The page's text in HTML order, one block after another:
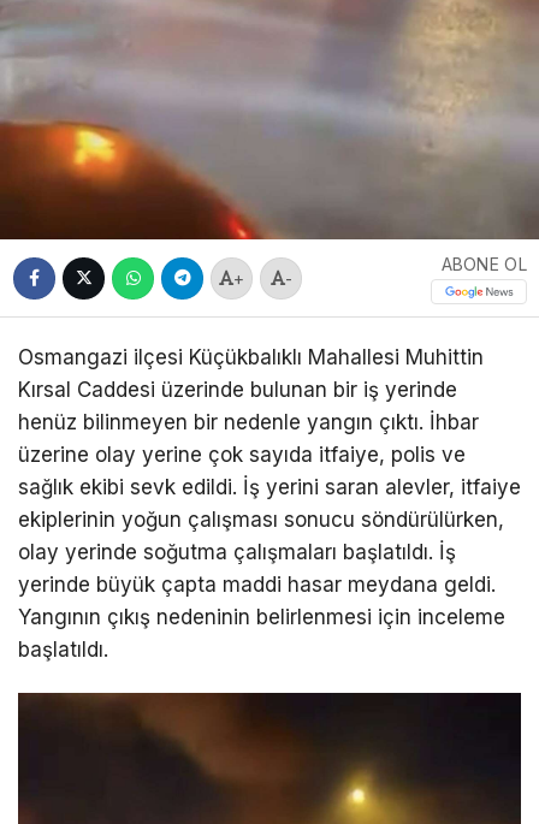
+ -
ABONE OL
Osmangazi ilçesi Küçükbalıklı Mahallesi Muhittin
Kırsal Caddesi üzerinde bulunan bir iş yerinde
henüz bilinmeyen bir nedenle yangın çıktı. İhbar
üzerine olay yerine çok sayıda itfaiye, polis ve
sağlık ekibi sevk edildi. İş yerini saran alevler, itfaiye
ekiplerinin yoğun çalışması sonucu söndürülürken,
olay yerinde soğutma çalışmaları başlatıldı. İş
yerinde büyük çapta maddi hasar meydana geldi.
Yangının çıkış nedeninin belirlenmesi için inceleme
başlatıldı.